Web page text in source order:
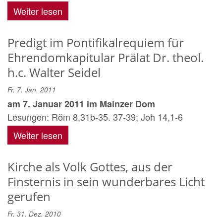
Weiter lesen
Predigt im Pontifikalrequiem für
Ehrendomkapitular Prälat Dr. theol.
h.c. Walter Seidel
Fr. 7. Jan. 2011
am 7. Januar 2011 im Mainzer Dom
Lesungen: Röm 8,31b-35. 37-39; Joh 14,1-6
Weiter lesen
Kirche als Volk Gottes, aus der
Finsternis in sein wunderbares Licht
gerufen
Fr. 31. Dez. 2010